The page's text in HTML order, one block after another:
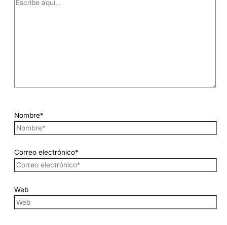
Nombre*
Correo electrónico*
Web